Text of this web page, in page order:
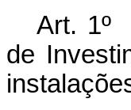
Art. 1º
de